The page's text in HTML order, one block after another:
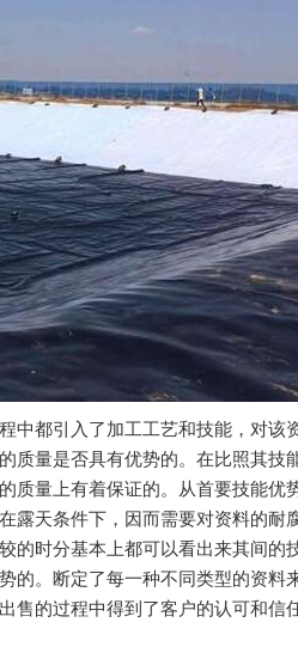
中都引入了加工工艺和技能，对
质量是否具有优势的。在比照其
质量上有着保证的。从首要技能
露天条件下，因而需要对资料的
的时分基本上都可以看出来其间
的。断定了每一种不同类型的资
的过程中得到了客户的认可和信